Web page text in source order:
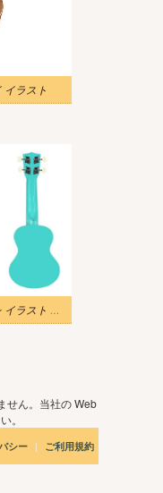
イラスト
シアン ウクレレ イラスト リアル
せん。当社の Web
。
シー | ご利用規約